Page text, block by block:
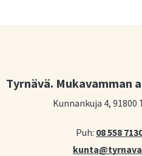
Tyrnävä. Mukavamman
Kunnankuja 4, 91800
Puh: 08 558